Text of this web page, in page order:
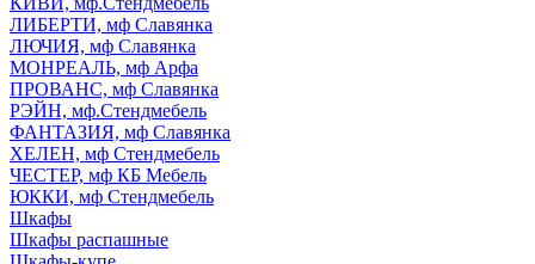
ЛИБЕРТИ, мф Славянка
ЛЮЧИЯ, мф Славянка
МОНРЕАЛЬ, мф Арфа
ПРОВАНС, мф Славянка
РЭЙН, мф.Стендмебель
ФАНТАЗИЯ, мф Славянка
ХЕЛЕН, мф Стендмебель
ЧЕСТЕР, мф КБ Мебель
ЮККИ, мф Стендмебель
Шкафы
Шкафы распашные